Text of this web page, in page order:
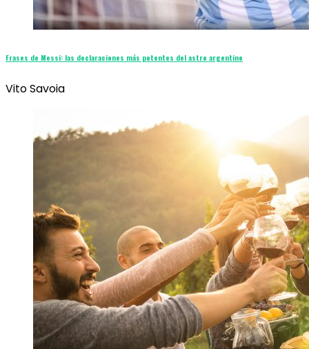
Frases de Messi: las declaraciones más potentes del astro argentino
Vito Savoia